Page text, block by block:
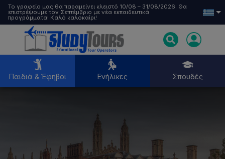
Το γραφείο μας θα παραμείνει κλειστό 10/08 – 31/08/2026. Θα
επιστρέψουμε τον Σεπτέμβριο με νέα εκπαιδευτικά
προγράμματα! Καλό καλοκαίρι!
Παιδιά & Έφηβοι Ενήλικες Σπουδές
Ενήλικες